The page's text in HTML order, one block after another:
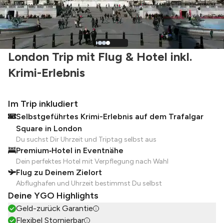
London Trip mit Flug & Hotel inkl.
Krimi-Erlebnis
Im Trip inkludiert
Selbstgeführtes Krimi-Erlebnis auf dem Trafalgar
Square in London
Du suchst Dir Uhrzeit und Triptag selbst aus
Premium‑Hotel in Eventnähe
Dein perfektes Hotel mit Verpflegung nach Wahl
Flug zu Deinem Zielort
Abflughafen und Uhrzeit bestimmst Du selbst
Deine YGO Highlights
Geld-zurück Garantie
Flexibel Stornierbar